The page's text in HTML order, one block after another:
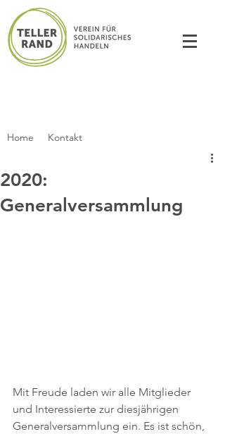
Home Kontakt
2020:
Generalversammlung
Mit Freude laden wir alle Mitglieder
und Interessierte zur diesjährigen
Generalversammlung ein. Es ist schön,